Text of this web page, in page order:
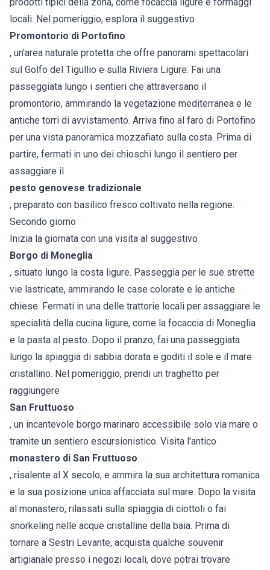
prodotti tipici della zona, come focaccia ligure e formaggi
locali. Nel pomeriggio, esplora il suggestivo
Promontorio di Portofino
, un'area naturale protetta che offre panorami spettacolari
sul Golfo del Tigullio e sulla Riviera Ligure. Fai una
passeggiata lungo i sentieri che attraversano il
promontorio, ammirando la vegetazione mediterranea e le
antiche torri di avvistamento. Arriva fino al faro di Portofino
per una vista panoramica mozzafiato sulla costa. Prima di
partire, fermati in uno dei chioschi lungo il sentiero per
assaggiare il
pesto genovese tradizionale
, preparato con basilico fresco coltivato nella regione.
Secondo giorno
Inizia la giornata con una visita al suggestivo
Borgo di Moneglia
, situato lungo la costa ligure. Passeggia per le sue strette
vie lastricate, ammirando le case colorate e le antiche
chiese. Fermati in una delle trattorie locali per assaggiare le
specialità della cucina ligure, come la focaccia di Moneglia
e la pasta al pesto. Dopo il pranzo, fai una passeggiata
lungo la spiaggia di sabbia dorata e goditi il sole e il mare
cristallino. Nel pomeriggio, prendi un traghetto per
raggiungere
San Fruttuoso
, un incantevole borgo marinaro accessibile solo via mare o
tramite un sentiero escursionistico. Visita l'antico
monastero di San Fruttuoso
, risalente al X secolo, e ammira la sua architettura romanica
e la sua posizione unica affacciata sul mare. Dopo la visita
al monastero, rilassati sulla spiaggia di ciottoli o fai
snorkeling nelle acque cristalline della baia. Prima di
tornare a Sestri Levante, acquista qualche souvenir
artigianale presso i negozi locali, dove potrai trovare